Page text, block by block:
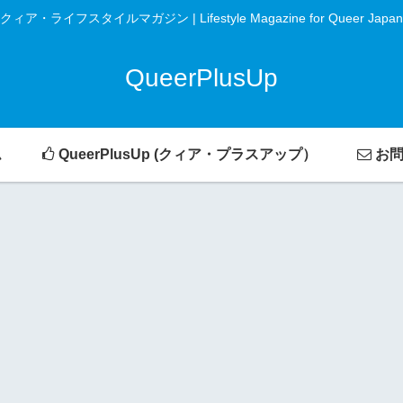
クィア・ライフスタイルマガジン | Lifestyle Magazine for Queer Japan
QueerPlusUp
QueerPlusUp (クィア・プラスアップ） お